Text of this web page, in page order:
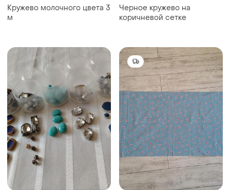
Кружево молочного цвета 3
м
Черное кружево на
коричневой сетке